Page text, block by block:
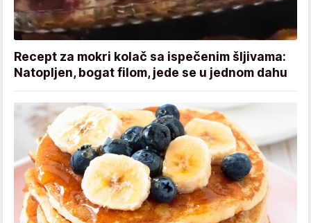
Recept za mokri kolač sa ispečenim šljivama:
Natopljen, bogat filom, jede se u jednom dahu